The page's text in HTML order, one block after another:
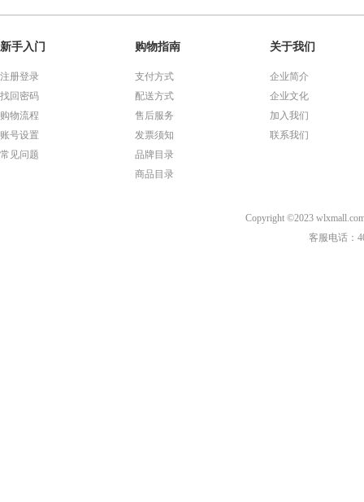
新手入门
注册登录
找回密码
购物流程
账号设置
常见问题
购物指南
支付方式
配送方式
售后服务
发票须知
品牌目录
商品目录
关于我们
企业简介
企业文化
加入我们
联系我们
Copyright ©2023
客服电话：